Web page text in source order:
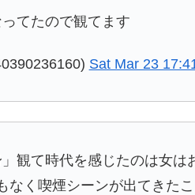
てたので観てます
Sat Mar 23
観て時代を感じたのは女は
なく喫煙シーンが出てきたこ